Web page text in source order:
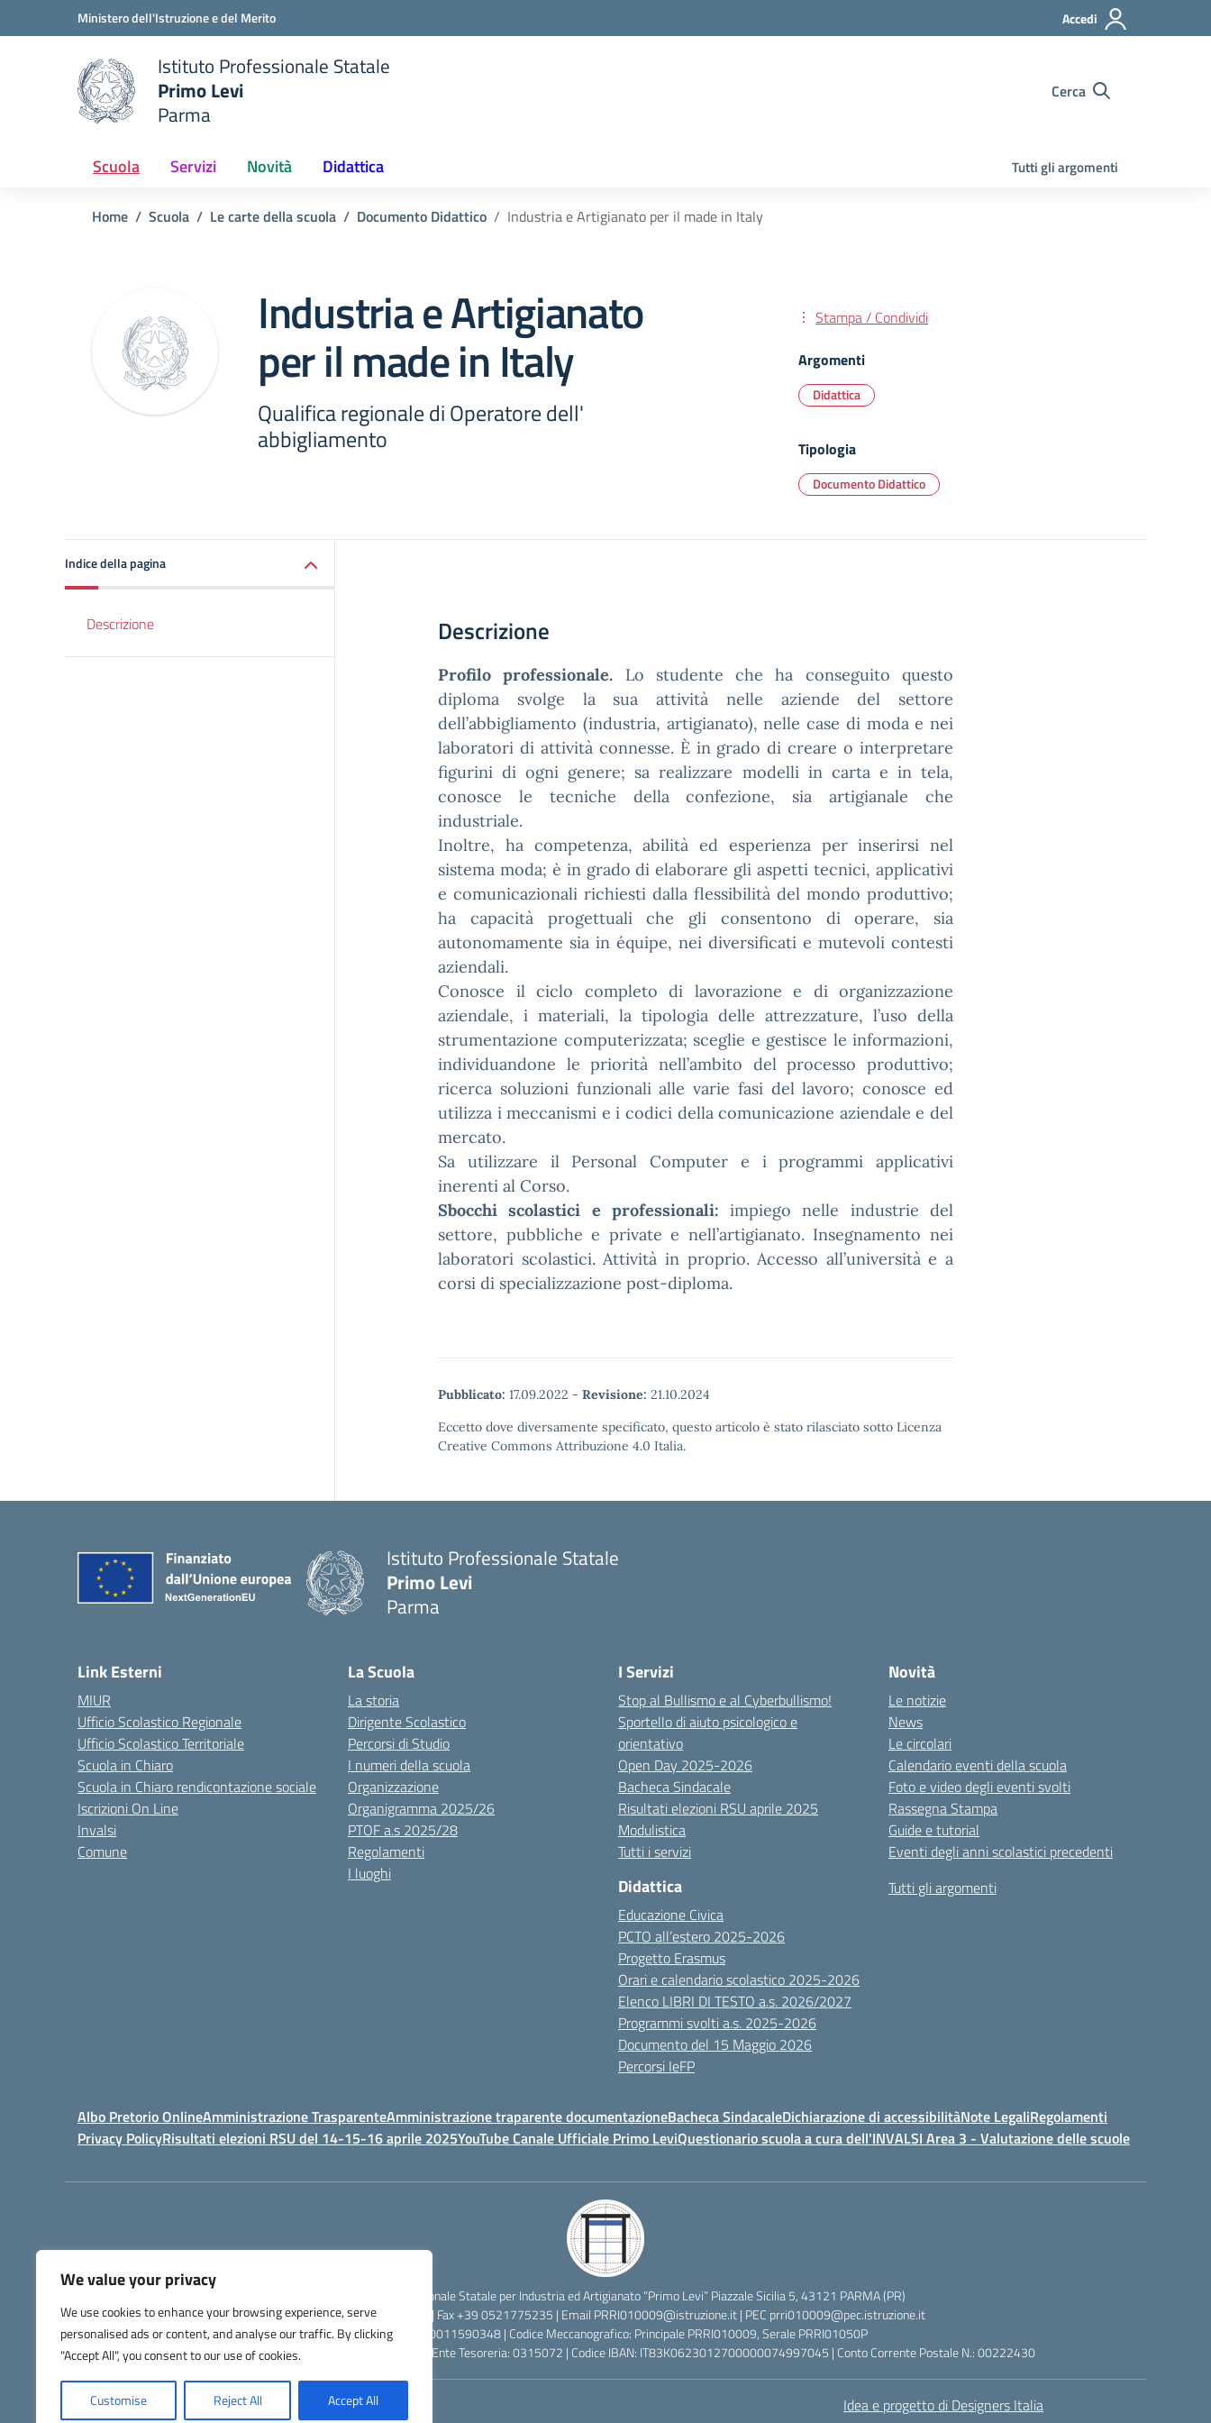
We value your privacy
We use cookies to enhance your browsing experience, serve
personalised ads or content, and analyse our traffic. By clicking
"Accept All", you consent to our use of cookies.
Customise Reject All Accept All
Vai ai contenuti
Vai al menu di navigazioneMinistero dell'Istruzione e del Merito Accedi
scuola
Istituto Professionale Statale
Primo Levi
Parma
Cerca
Scuola Servizi Novità Didattica Tutti gli argomenti
Home Scuola Le carte della scuola Documento Didattico Industria e Artigianato per il made in Italy
Industria e Artigianato
per il made in Italy
Qualifica regionale di Operatore dell'
abbigliamento
Stampa / Condividi
Argomenti
Didattica
Tipologia
Documento Didattico
Indice della pagina
Descrizione Descrizione
Profilo professionale. Lo studente che ha conseguito questo
diploma svolge la sua attività nelle aziende del settore
dell’abbigliamento (industria, artigianato), nelle case di moda e nei
laboratori di attività connesse. È in grado di creare o interpretare
figurini di ogni genere; sa realizzare modelli in carta e in tela,
conosce le tecniche della confezione, sia artigianale che
industriale.
Inoltre, ha competenza, abilità ed esperienza per inserirsi nel
sistema moda; è in grado di elaborare gli aspetti tecnici, applicativi
e comunicazionali richiesti dalla flessibilità del mondo produttivo;
ha capacità progettuali che gli consentono di operare, sia
autonomamente sia in équipe, nei diversificati e mutevoli contesti
aziendali.
Conosce il ciclo completo di lavorazione e di organizzazione
aziendale, i materiali, la tipologia delle attrezzature, l’uso della
strumentazione computerizzata; sceglie e gestisce le informazioni,
individuandone le priorità nell’ambito del processo produttivo;
ricerca soluzioni funzionali alle varie fasi del lavoro; conosce ed
utilizza i meccanismi e i codici della comunicazione aziendale e del
mercato.
Sa utilizzare il Personal Computer e i programmi applicativi
inerenti al Corso.
Sbocchi scolastici e professionali: impiego nelle industrie del
settore, pubbliche e private e nell’artigianato. Insegnamento nei
laboratori scolastici. Attività in proprio. Accesso all’università e a
corsi di specializzazione post-diploma.
Pubblicato: 17.09.2022 - Revisione: 21.10.2024
Eccetto dove diversamente specificato, questo articolo è stato rilasciato sotto Licenza
Creative Commons Attribuzione 4.0 Italia.
Istituto Professionale Statale
Primo Levi
Parma
Link Esterni
MIUR
Ufficio Scolastico Regionale
Ufficio Scolastico Territoriale
Scuola in Chiaro
Scuola in Chiaro rendicontazione sociale
Iscrizioni On Line
Invalsi
Comune
La Scuola
La storia
Dirigente Scolastico
Percorsi di Studio
I numeri della scuola
Organizzazione
Organigramma 2025/26
PTOF a.s 2025/28
Regolamenti
I luoghi
I Servizi
Stop al Bullismo e al Cyberbullismo!
Sportello di aiuto psicologico e
orientativo
Open Day 2025-2026
Bacheca Sindacale
Risultati elezioni RSU aprile 2025
Modulistica
Tutti i servizi
Didattica
Educazione Civica
PCTO all’estero 2025-2026
Progetto Erasmus
Orari e calendario scolastico 2025-2026
Elenco LIBRI DI TESTO a.s. 2026/2027
Programmi svolti a.s. 2025-2026
Documento del 15 Maggio 2026
Percorsi IeFP
Novità
Le notizie
News
Le circolari
Calendario eventi della scuola
Foto e video degli eventi svolti
Rassegna Stampa
Guide e tutorial
Eventi degli anni scolastici precedenti
Tutti gli argomenti
Albo Pretorio OnlineAmministrazione TrasparenteAmministrazione traparente documentazioneBacheca SindacaleDichiarazione di accessibilitàNote LegaliRegolamenti
Privacy PolicyRisultati elezioni RSU del 14-15-16 aprile 2025YouTube Canale Ufficiale Primo LeviQuestionario scuola a cura dell'INVALSI Area 3 - Valutazione delle scuole
IPSIA - Istituto Professionale Statale per Industria ed Artigianato “Primo Levi” Piazzale Sicilia 5, 43121 PARMA (PR)
Telefono +39 0521272638 | Fax +39 0521775235 | Email PRRI010009@istruzione.it| PEC prri010009@pec.istruzione.it
Codice Fiscale: 80011590348 | Codice Meccanografico: Principale PRRI010009, Serale PRRI01050P
Codice Univoco di Fatturazione: UFW76E | Codice Ente Tesoreria: 0315072 | Codice IBAN: IT83K0623012700000074997045 | Conto Corrente Postale N.: 00222430
Idea e progetto di Designers Italia